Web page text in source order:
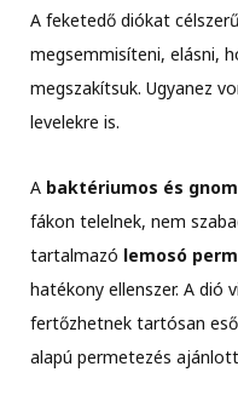
A feketedő diókat
megsemmisíteni, elásni,
megszakítsuk. Ugyanez
levelekre is.
A baktériumos és
fákon telelnek, nem
tartalmazó lemosó
hatékony ellenszer. A dió
fertőzhetnek tartósan
alapú permetezés